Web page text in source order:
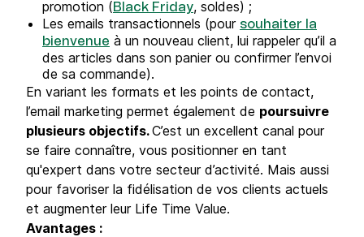
promotion (Black Friday, soldes) ;
Les emails transactionnels (pour souhaiter la
bienvenue à un nouveau client, lui rappeler qu’il a
des articles dans son panier ou confirmer l’envoi
de sa commande).
En variant les formats et les points de contact,
l’email marketing permet également de poursuivre
plusieurs objectifs.C’est un excellent canal pour
se faire connaître, vous positionner en tant
qu'expert dans votre secteur d’activité. Mais aussi
pour favoriser la fidélisation de vos clients actuels
et augmenter leur Life Time Value.
Avantages :